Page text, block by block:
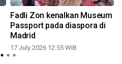
Fadli Zon kenalkan Museum
Passport pada diaspora di
Madrid
17 July 2026 12:55 WIB